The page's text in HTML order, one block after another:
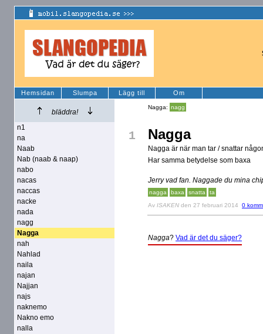
Hemsidan Slumpa Lägg till Om
bläddra!
n1
na
Naab
Nab (naab & naap)
nabo
nacas
naccas
nacke
nada
nagg
Nagga
nah
Nahlad
naila
najan
Najjan
najs
naknemo
Nakno emo
nalla
Nagga: nagg
1 Nagga
Nagga är när man tar / snattar
Har samma betydelse som baxa
Jerry vad fan. Naggade du mina
nagga baxa snatta ta
Av ISAKEN den 27 februari 2014 0
Nagga? Vad är det du säger?